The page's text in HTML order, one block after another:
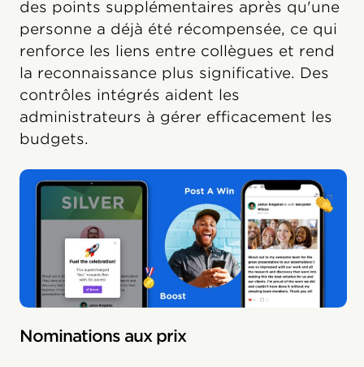
des points supplémentaires après qu'une
personne a déjà été récompensée, ce qui
renforce les liens entre collègues et rend
la reconnaissance plus significative. Des
contrôles intégrés aident les
administrateurs à gérer efficacement les
budgets.
Nominations aux prix